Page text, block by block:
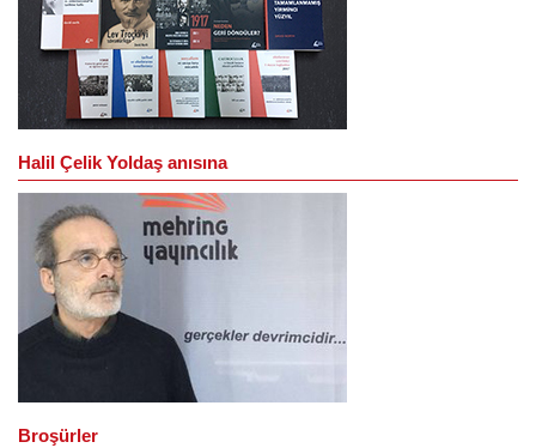
Halil Çelik Yoldaş anısına
Broşürler